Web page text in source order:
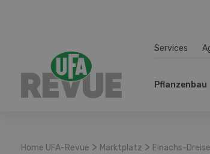
Services
Pflanzenbau
Home UFA-Revue > Marktplatz > Einachs-